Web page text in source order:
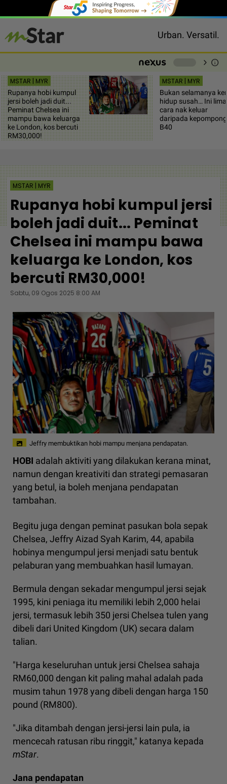
Urban. Versatil.
chevron_right info
MSTAR | MYR
Rupanya hobi kumpul
jersi boleh jadi duit...
Peminat Chelsea ini
mampu bawa keluarga
ke London, kos bercuti
RM30,000!
MSTAR | MYR
Bukan selamanya
hidup susah… Ini lima
cara nak keluar
daripada kepompong
B40
MSTAR | MYR
Rupanya hobi kumpul jersi
boleh jadi duit... Peminat
Chelsea ini mampu bawa
keluarga ke London, kos
bercuti RM30,000!
Sabtu, 09 Ogos 2025 8:00 AM
Jeffry membuktikan hobi mampu menjana pendapatan.
HOBI adalah aktiviti yang dilakukan kerana minat,
namun dengan kreativiti dan strategi pemasaran
yang betul, ia boleh menjana pendapatan
tambahan.
Begitu juga dengan peminat pasukan bola sepak
Chelsea, Jeffry Aizad Syah Karim, 44, apabila
hobinya mengumpul jersi menjadi satu bentuk
pelaburan yang membuahkan hasil lumayan.
Bermula dengan sekadar mengumpul jersi sejak
1995, kini peniaga itu memiliki lebih 2,000 helai
jersi, termasuk lebih 350 jersi Chelsea tulen yang
dibeli dari United Kingdom (UK) secara dalam
talian.
"Harga keseluruhan untuk jersi Chelsea sahaja
RM60,000 dengan kit paling mahal adalah pada
musim tahun 1978 yang dibeli dengan harga 150
pound (RM800).
"Jika ditambah dengan jersi-jersi lain pula, ia
mencecah ratusan ribu ringgit," katanya kepada
mStar.
Jana pendapatan